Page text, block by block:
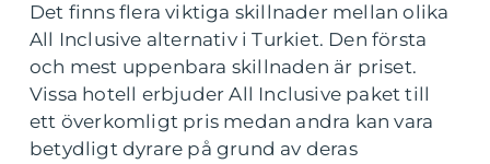
Det finns flera viktiga skillnader mellan olika
All Inclusive alternativ i Turkiet. Den första
och mest uppenbara skillnaden är priset.
Vissa hotell erbjuder All Inclusive paket till
ett överkomligt pris medan andra kan vara
betydligt dyrare på grund av deras